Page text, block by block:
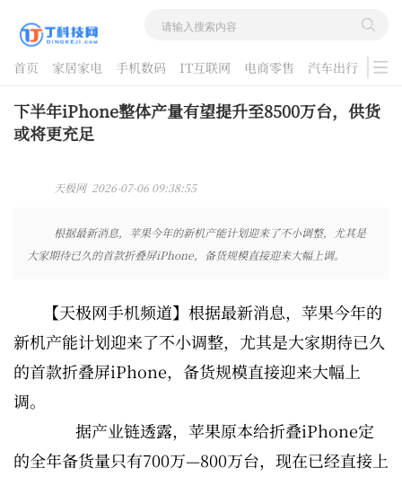
首页 家居家电 手机数码 IT互联网 电商零售 汽车出行
游戏
酷品评测
下半年iPhone整体产量有望提升至8500万台，供货
或将更充足
天极网 2026-07-06 09:38:55
根据最新消息，苹果今年的新机产能计划迎来了不小调整，尤其是
大家期待已久的首款折叠屏iPhone，备货规模直接迎来大幅上调。
【天极网手机频道】根据最新消息，苹果今年的
新机产能计划迎来了不小调整，尤其是大家期待已久
的首款折叠屏iPhone，备货规模直接迎来大幅上
调。
据产业链透露，苹果原本给折叠iPhone定
的全年备货量只有700万—800万台，现在已经直接上